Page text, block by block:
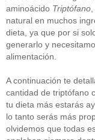
aminoácido Triptófano
natural en muchos
dieta, ya que por si
generarlo y
alimentación.
A continuación te
cantidad de triptófano
tu dieta más estarás
lo tanto serás más
olvidemos que todas